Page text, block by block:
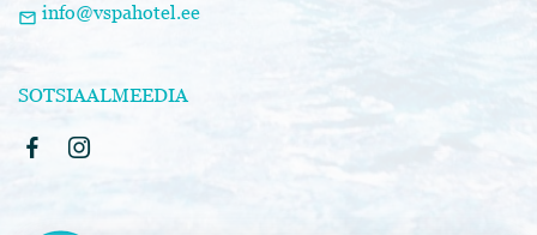
mail info@vspahotel.ee
SOTSIAALMEEDIA